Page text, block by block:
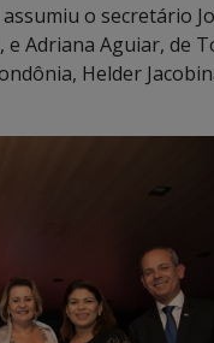
o secretário
e Adriana Aguiar, de
Helder